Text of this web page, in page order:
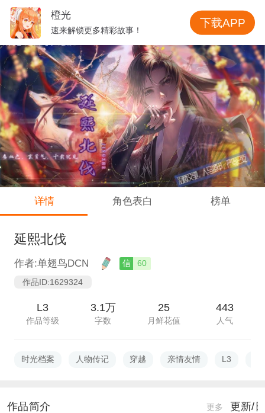
详情 角色表白 榜单
延熙北伐
作者:单翅鸟DCN 信
60
作品ID:1629324
L3
作品等级
3.1万
字数
25
月鲜花值
443
人气
时光档案 人物传记 穿越 亲情友情 L3
作品简介 更多 更新/
橙光
速来解锁更多精彩故事！
下载APP